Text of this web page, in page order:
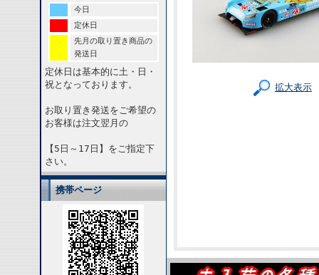
今日
定休日
先月の取り置き商品の
発送日
定休日は基本的に土・日・
祝となっております。
お取り置き発送をご希望の
お客様は注文翌月の
【5日～17日】をご指定下
さい。
携帯ページ
拡大表示